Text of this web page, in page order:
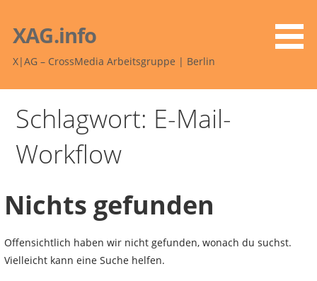
Inhalt
springen
XAG.info
X|AG – CrossMedia Arbeitsgruppe | Berlin
Schlagwort: E-Mail-
Workflow
Nichts gefunden
Offensichtlich haben wir nicht gefunden, wonach du suchst.
Vielleicht kann eine Suche helfen.